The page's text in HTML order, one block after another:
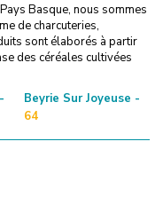
Basque, nous sommes
de charcuteries,
sont élaborés à partir
des céréales cultivées
Beyrie Sur Joyeuse -
64